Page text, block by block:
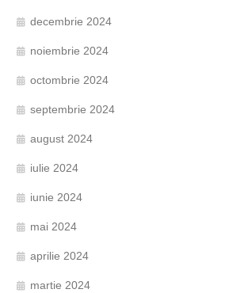
decembrie 2024
noiembrie 2024
octombrie 2024
septembrie 2024
august 2024
iulie 2024
iunie 2024
mai 2024
aprilie 2024
martie 2024